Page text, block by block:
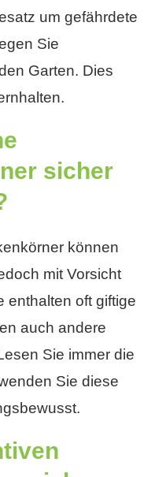
um gefährdete
Sie
Garten. Dies
sicher
können
mit Vorsicht
enthalten oft giftige
auch andere
Sie immer die
Sie diese